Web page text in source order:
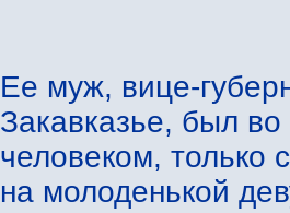
Ее муж, вице-
Закавказье, был
человеком, только
на молоденькой